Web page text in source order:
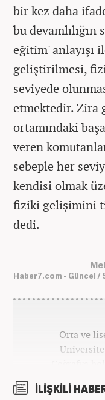
bir kez daha
bu
eğitim' anlayışı
geliştirilmesi,
seviyede
etmektedir. Zira
ortamındaki
veren
sebeple her
kendisi olmak
fiziki gelişimini
dedi.
Haber7.com - Güncel
Orta ve
Coğrafya
attı. 15 yıllık
İLİŞKİLİ